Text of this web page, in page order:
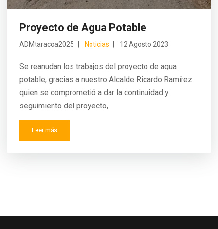
Proyecto de Agua Potable
ADMtaracoa2025 Noticias 12 Agosto 2023
Se reanudan los trabajos del proyecto de agua
potable, gracias a nuestro Alcalde Ricardo Ramírez
quien se comprometió a dar la continuidad y
seguimiento del proyecto,
Leer más